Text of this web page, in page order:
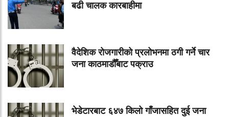
बढी चालक कारबाहीमा
वैदेशिक रोजगारीको प्रलोभनमा ठगी गर्ने चार
जना काठमाडौँबाट पक्राउ
भेडेटारबाट ६४७ किलो गाँजासहित दुई जना